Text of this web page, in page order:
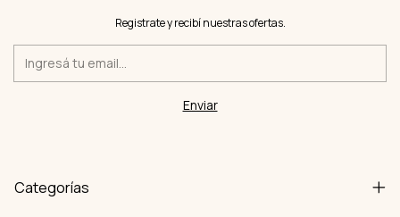
Registrate y recibí nuestras ofertas.
Categorías